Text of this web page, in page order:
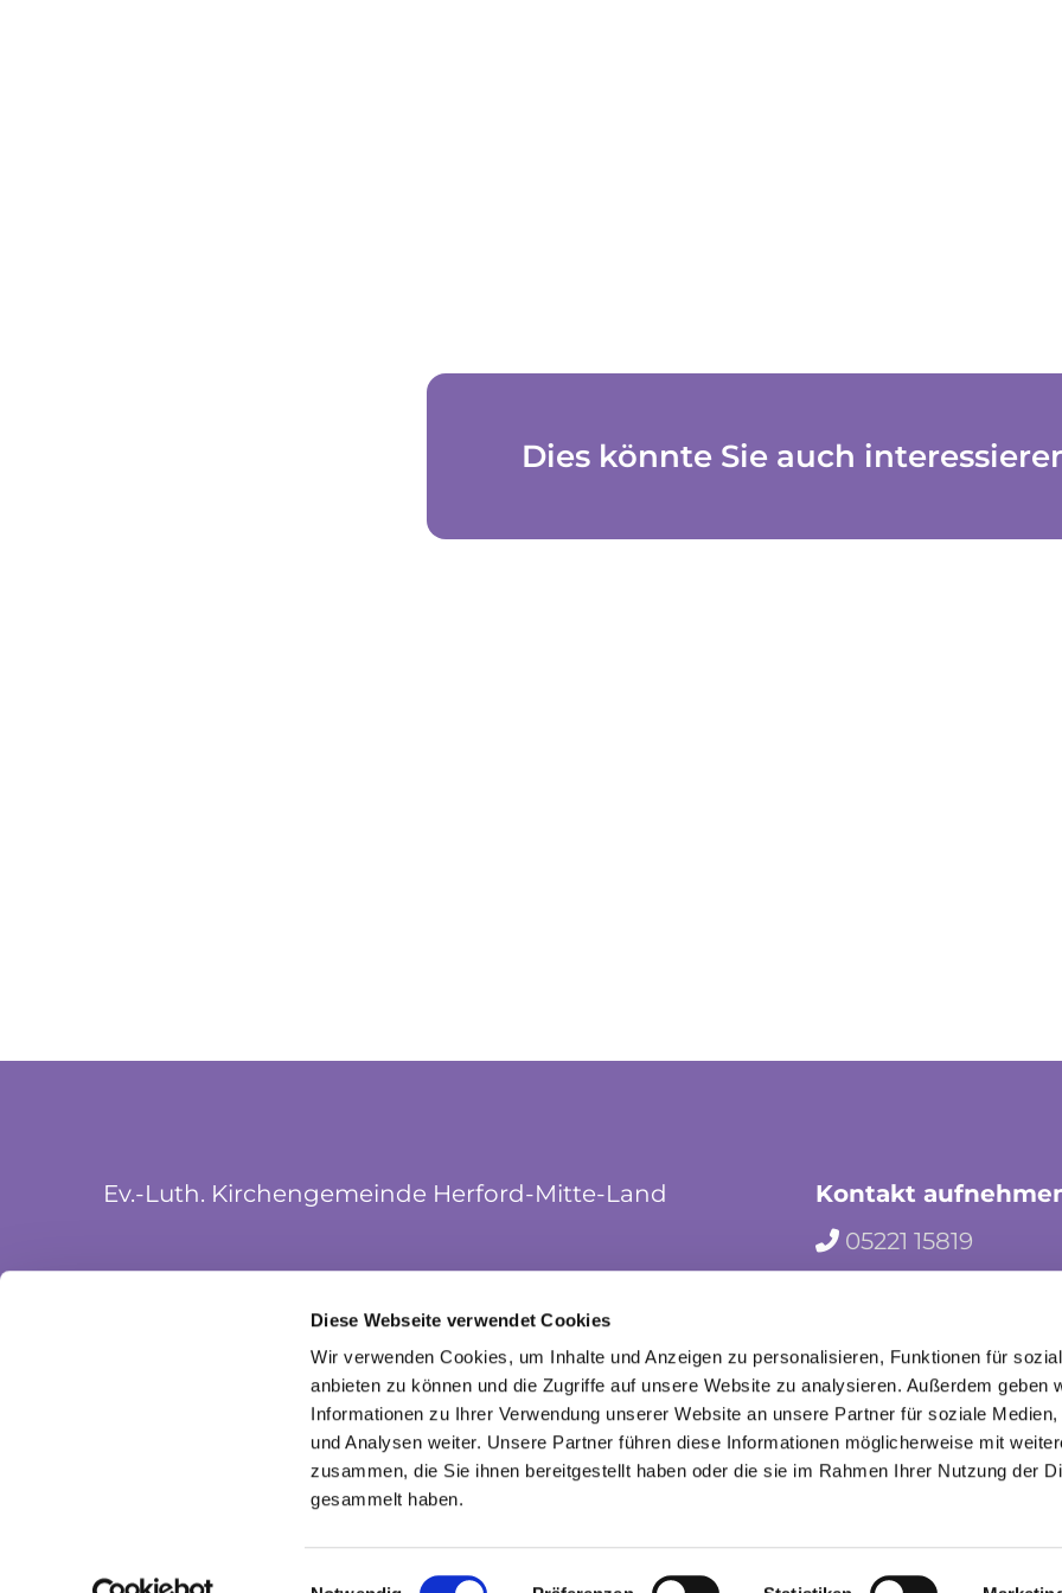
Diese Webseite verwendet Cookies
Wir verwenden Cookies, um Inhalte und Anzeigen zu personalisieren, Funktionen für
anbieten zu können und die Zugriffe auf unsere Website zu analysieren. Außerdem geben
Informationen zu Ihrer Verwendung unserer Website an unsere Partner für soziale Medien,
und Analysen weiter. Unsere Partner führen diese Informationen möglicherweise mit
zusammen, die Sie ihnen bereitgestellt haben oder die sie im Rahmen Ihrer Nutzung der
gesammelt haben.
Einwilligungsauswahl
Dies könnte Sie auch
Ev.-Luth. Kirchengemeinde Herford-Mitte-Land Kontakt
 05221 15819